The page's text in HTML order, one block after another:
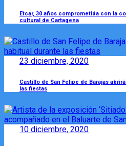
Etcar, 30 años comprometida con la
cultural de Cartagena
23 diciembre, 2020
Castillo de San Felipe de Barajas
las fiestas
10 diciembre, 2020